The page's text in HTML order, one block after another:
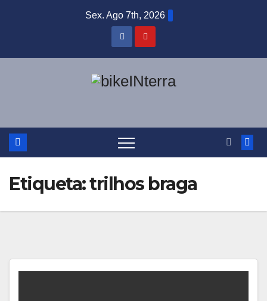
Sex. Ago 7th, 2026
Etiqueta:trilhos braga